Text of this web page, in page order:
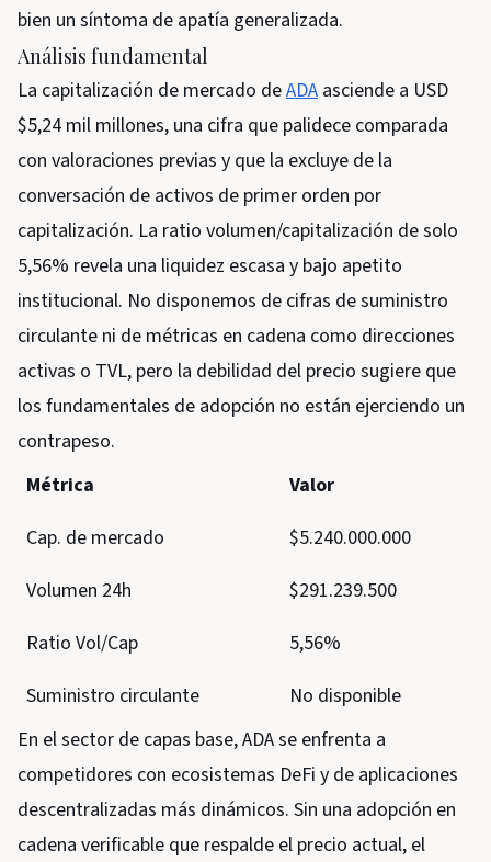
bien un síntoma de apatía generalizada.
Análisis fundamental
La capitalización de mercado deADA asciende a USD
$5,24 mil millones, una cifra que palidece comparada
con valoraciones previas y que la excluye de la
conversación de activos de primer orden por
capitalización. La ratio volumen/capitalización de solo
5,56% revela una liquidez escasa y bajo apetito
institucional. No disponemos de cifras de suministro
circulante ni de métricas en cadena como direcciones
activas o TVL, pero la debilidad del precio sugiere que
los fundamentales de adopción no están ejerciendo un
contrapeso.
Métrica
Valor
Cap. de mercado
$5.240.000.000
Volumen 24h
$291.239.500
Ratio Vol/Cap
5,56%
Suministro circulante
No disponible
En el sector de capas base, ADA se enfrenta a
competidores con ecosistemas DeFi y de aplicaciones
descentralizadas más dinámicos. Sin una adopción en
cadena verificable que respalde el precio actual, el